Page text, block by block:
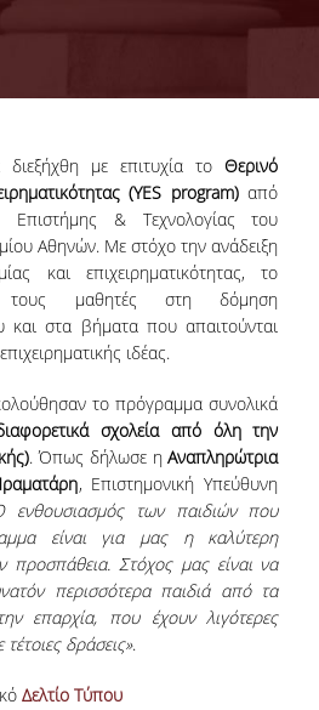
ΔΙΑΚΡΙΣΕΩΝ
ΠΡΟΟΠΤΙΚΕΣ
ΛΥΚΕΙΟΥ
ΥΠΟΤΡΟΦΙΩΝ
ΥΠΟΔΟΜΗ
ΕΠΙΔΟΣΗΣ ΣΤΗ
διεξήχθη με επιτυχία τοΘερινό
(YES program)από
Επιστήμης & Τεχνολογίας του
Αθηνών. Με στόχο την ανάδειξη
και επιχειρηματικότητας, το
τους μαθητές στη δόμηση
και στα βήματα που απαιτούνται
ιδέας.
το πρόγραμμα συνολικά
σχολεία από όλη την
. Όπως δήλωσε ηΑναπληρώτρια
, Eπιστημονική Υπεύθυνη
ενθουσιασμός των παιδιών που
είναι για μας η καλύτερη
προσπάθεια. Στόχος μας είναι να
περισσότερα παιδιά από τα
επαρχία, που έχουν λιγότερες
δράσεις».
Δελτίο Τύπου